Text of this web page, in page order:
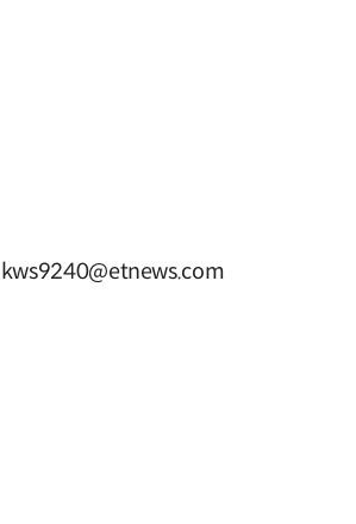
kws9240@etnews.com